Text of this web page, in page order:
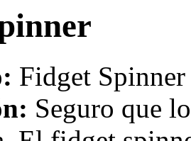
Fidget
Seguro que